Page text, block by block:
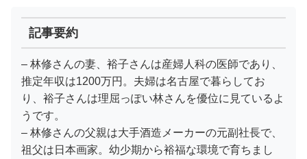
記事要約
– 林修さんの妻、裕子さんは産婦人科の医師であり、
推定年収は1200万円。夫婦は名古屋で暮らしてお
り、裕子さんは理屈っぽい林さんを優位に見ているよ
うです。
– 林修さんの父親は大手酒造メーカーの元副社長で、
祖父は日本画家。幼少期から裕福な環境で育ちまし